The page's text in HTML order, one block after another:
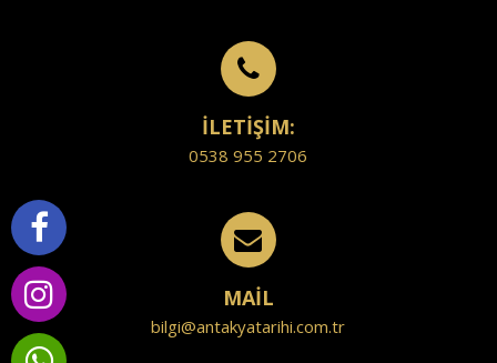
İLETİŞİM:
0538 955 2706
MAİL
bilgi@antakyatarihi.com.tr